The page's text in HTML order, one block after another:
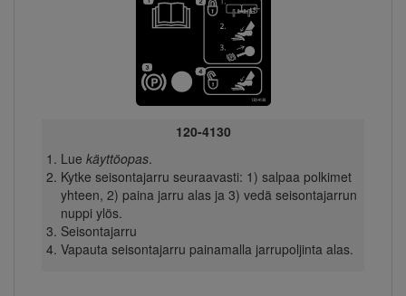
120-4130
Lue käyttöopas.
Kytke seisontajarru seuraavasti: 1) salpaa polkimet
yhteen, 2) paina jarru alas ja 3) vedä seisontajarrun
nuppi ylös.
Seisontajarru
Vapauta seisontajarru painamalla jarrupoljinta alas.